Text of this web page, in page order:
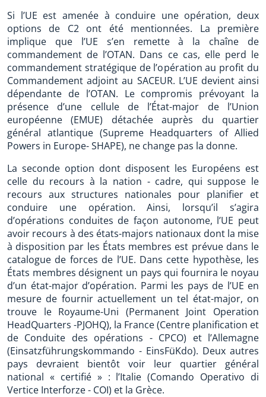
Si l’UE est amenée à conduire une opération, deux
options de C2 ont été mentionnées. La première
implique que l’UE s’en remette à la chaîne de
commandement de l’OTAN. Dans ce cas, elle perd le
commandement stratégique de l’opération au profit du
Commandement adjoint au SACEUR. L’UE devient ainsi
dépendante de l’OTAN. Le compromis prévoyant la
présence d’une cellule de l’État-major de l’Union
européenne (EMUE) détachée auprès du quartier
général atlantique (Supreme Headquarters of Allied
Powers in Europe- SHAPE), ne change pas la donne.
La seconde option dont disposent les Européens est
celle du recours à la nation - cadre, qui suppose le
recours aux structures nationales pour planifier et
conduire une opération. Ainsi, lorsqu’il s’agira
d’opérations conduites de façon autonome, l’UE peut
avoir recours à des états-majors nationaux dont la mise
à disposition par les États membres est prévue dans le
catalogue de forces de l’UE. Dans cette hypothèse, les
États membres désignent un pays qui fournira le noyau
d’un état-major d’opération. Parmi les pays de l’UE en
mesure de fournir actuellement un tel état-major, on
trouve le Royaume-Uni (Permanent Joint Operation
HeadQuarters -PJOHQ), la France (Centre planification et
de Conduite des opérations - CPCO) et l’Allemagne
(Einsatzführungskommando - EinsFüKdo). Deux autres
pays devraient bientôt voir leur quartier général
national « certifié » : l’Italie (Comando Operativo di
Vertice Interforze - COI) et la Grèce.